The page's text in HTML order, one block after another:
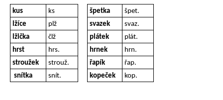
kus ks špetka
špet.
lžíce
plž svazek
svaz.
lžička
člž plátek
plát.
hrst
hrs. hrnek
hrn.
stroužek
strouž. řapík
řap.
snítka
snít. kopeček kop.